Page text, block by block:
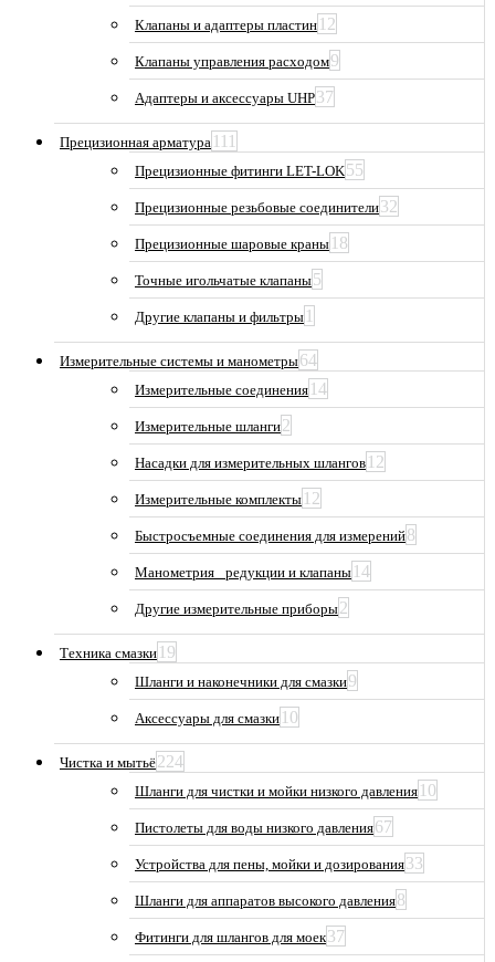
Клапаны и адаптеры пластин 12
Клапаны управления расходом9
Адаптеры и аксессуары UHP37
Прецизионная арматура 111
Прецизионные фитинги LET-LOK55
Прецизионные резьбовые соединители32
Прецизионные шаровые краны 18
Точные игольчатые клапаны5
Другие клапаны и фильтры 1
Измерительные системы и манометры64
Измерительные соединения 14
Измерительные шланги2
Насадки для измерительных шлангов 12
Измерительные комплекты 12
Быстросъемные соединения для измерений8
Манометрия_ редукции и клапаны 14
Другие измерительные приборы2
Техника смазки 19
Шланги и наконечники для смазки9
Аксессуары для смазки 10
Чистка и мытьё224
Шланги для чистки и мойки низкого давления 10
Пистолеты для воды низкого давления67
Устройства для пены, мойки и дозирования33
Шланги для аппаратов высокого давления8
Фитинги для шлангов для моек37